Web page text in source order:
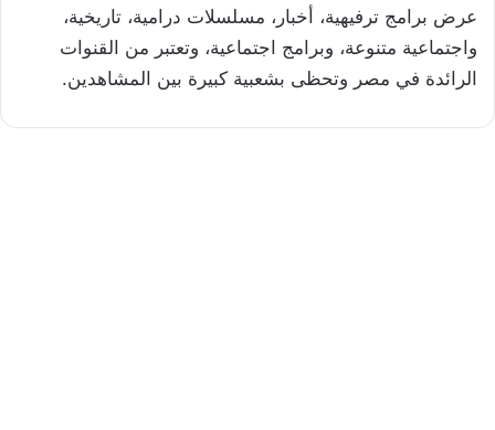
عرض برامج ترفيهية، أخبار، مسلسلات درامية، تاريخية،
واجتماعية متنوعة، وبرامج اجتماعية، وتعتبر من القنوات
الرائدة في مصر وتحظى بشعبية كبيرة بين المشاهدين.